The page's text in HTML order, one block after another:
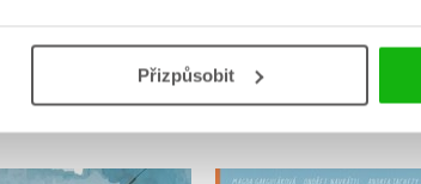
Přizpůsobit
MOHLO BY VÁS TAKÉ ZAJÍMAT